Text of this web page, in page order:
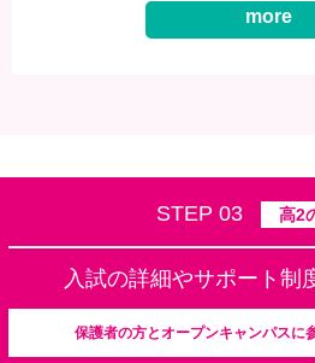
more
STEP 03 高2
入試の詳細やサポート制
保護者の方とオープンキャンパスに